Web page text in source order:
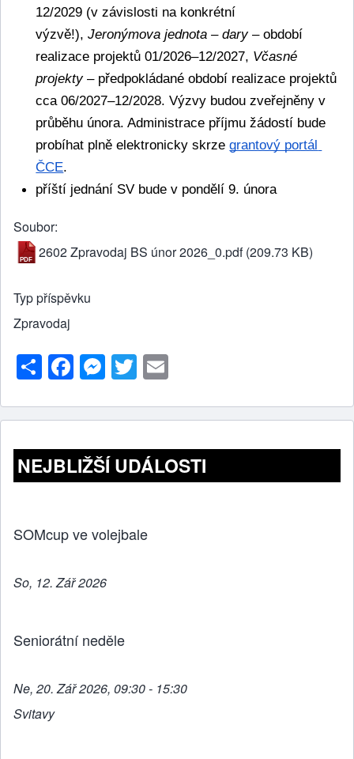
12/2029 (v závislosti na konkrétní
výzvě!), Jeronýmova jednota – dary – období
realizace projektů 01/2026–12/2027, Včasné
projekty – předpokládané období realizace projektů
cca 06/2027–12/2028. Výzvy budou zveřejněny v
průběhu února. Administrace příjmu žádostí bude
probíhat plně elektronicky skrze grantový portál
ČCE.
příští jednání SV bude v pondělí 9. února
Soubor
2602 Zpravodaj BS únor 2026_0.pdf (209.73 KB)
Typ příspěvku
Zpravodaj
S
h
ar
F
a
c
b
o
k
M
e
ss
n
g
T
wi
tt ail
NEJBLIŽŠÍ UDÁLOSTI
SOMcup ve volejbale
So, 12. Zář 2026
Seniorátní neděle
Ne, 20. Zář 2026, 09:30 - 15:30
Svitavy